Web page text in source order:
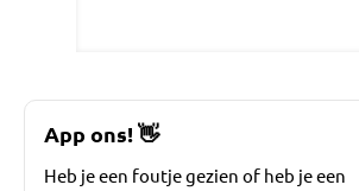
App ons!👋
Heb je een foutje gezien of heb je een